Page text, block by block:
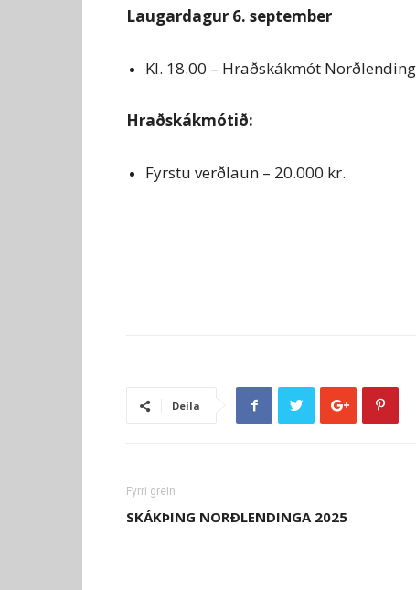
Laugardagur 6. september
Kl. 18.00 – Hraðskákmót
Hraðskákmótið:
Fyrstu verðlaun – 20.000 kr.
Deila
Fyrri grein
SKÁKÞING NORÐLENDINGA 2025